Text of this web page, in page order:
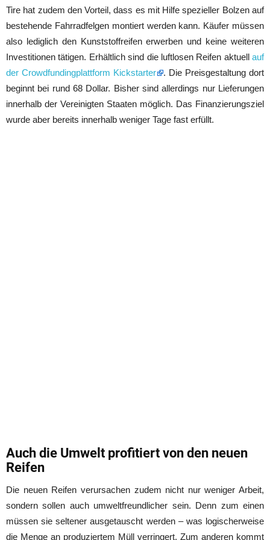
Tire hat zudem den Vorteil, dass es mit Hilfe spezieller Bolzen auf
bestehende Fahrradfelgen montiert werden kann. Käufer müssen
also lediglich den Kunststoffreifen erwerben und keine weiteren
Investitionen tätigen. Erhältlich sind die luftlosen Reifen aktuell auf
der Crowdfundingplattform Kickstarter
. Die Preisgestaltung dort
beginnt bei rund 68 Dollar. Bisher sind allerdings nur Lieferungen
innerhalb der Vereinigten Staaten möglich. Das Finanzierungsziel
wurde aber bereits innerhalb weniger Tage fast erfüllt.
Auch die Umwelt profitiert von den neuen
Reifen
Die neuen Reifen verursachen zudem nicht nur weniger Arbeit,
sondern sollen auch umweltfreundlicher sein. Denn zum einen
müssen sie seltener ausgetauscht werden – was logischerweise
die Menge an produziertem Müll verringert. Zum anderen kommt